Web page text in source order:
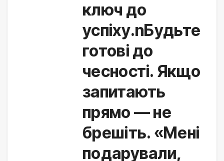
ключ до
успіху.nБудьте
готові до
чесності. Якщо
запитають
прямо — не
брешіть. «Мені
подарували,